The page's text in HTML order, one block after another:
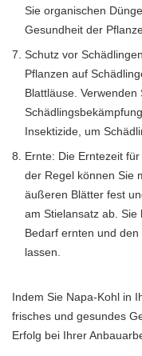
Sie organischen
Gesundheit der
Schutz vor
Pflanzen auf
Blattläuse.
Insektizide, um
Ernte: Die Erntezeit
der Regel können Sie
äußeren Blätter fest
am Stielansatz ab.
Bedarf ernten und
lassen.
Indem Sie Napa-Kohl in
frisches und gesundes
Erfolg bei Ihrer